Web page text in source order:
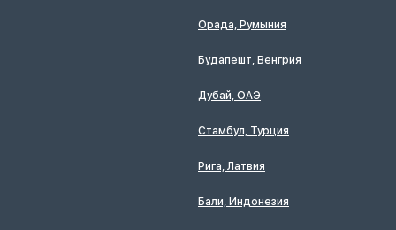
Орада, Румыния
Будапешт, Венгрия
Дубай, ОАЭ
Стамбул, Турция
Рига, Латвия
Бали, Индонезия